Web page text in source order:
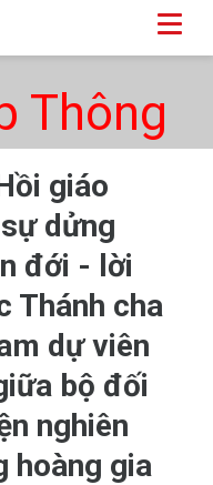
Thông
giáo
dửng
đới - lời
Thánh cha
dự viên
bộ đối
nghiên
hoàng gia